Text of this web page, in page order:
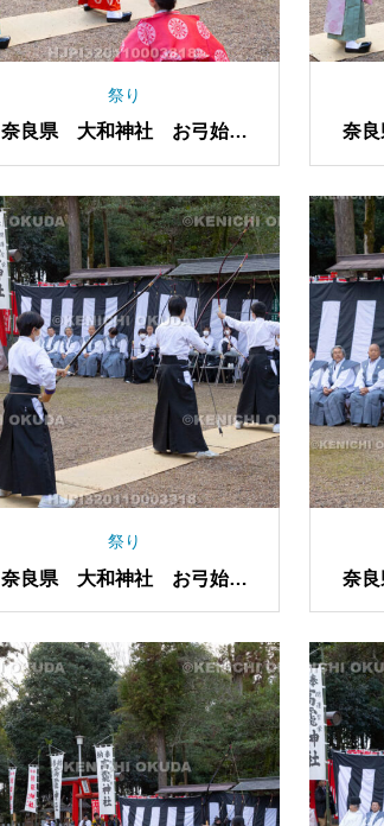
祭り
奈良県 大和神社 お弓始め
祭
奈
祭り
奈良県 大和神社 お弓始め
祭
奈